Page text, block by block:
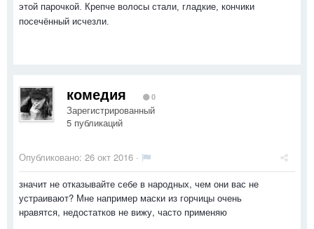
этой парочкой. Крепче волосы стали, гладкие, кончики
посечённый исчезли.
комедия 0
Зарегистрированный
5 публикаций
Опубликовано: 26 окт 2016 ·
значит не отказывайте себе в народных, чем они вас не
устраивают? Мне например маски из горчицы очень
нравятся, недостатков не вижу, часто применяю